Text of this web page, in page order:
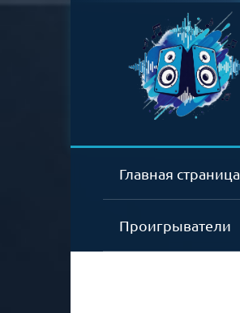
Главная страница
Проигрыватели